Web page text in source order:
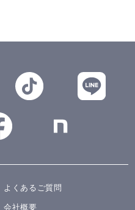
よくあるご質問
会社概要